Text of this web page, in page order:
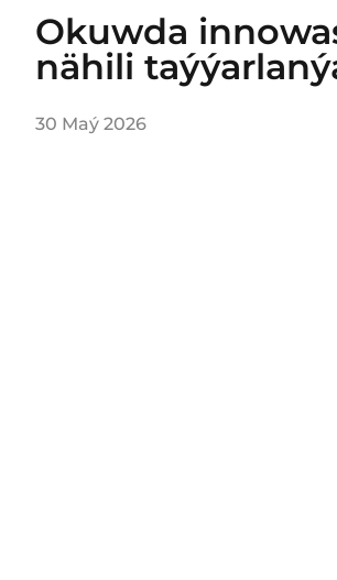
Okuwda
nähili
30 Maý 2026